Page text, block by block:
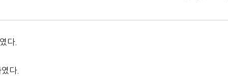
다.
다.